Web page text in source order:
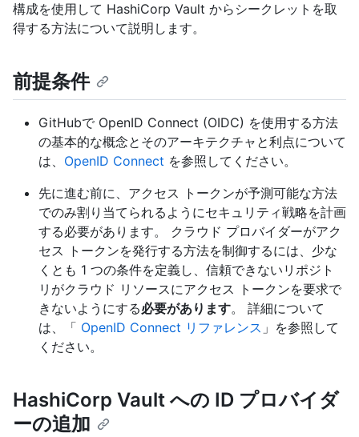
構成を使用して HashiCorp Vault からシークレットを取
得する方法について説明します。
前提条件
GitHubで OpenID Connect (OIDC) を使用する方法
の基本的な概念とそのアーキテクチャと利点について
は、 OpenID Connect を参照してください。
先に進む前に、アクセス トークンが予測可能な方法
でのみ割り当てられるようにセキュリティ戦略を計画
する必要があります。 クラウド プロバイダーがアク
セス トークンを発行する方法を制御するには、少な
くとも 1 つの条件を定義し、信頼できないリポジト
リがクラウド リソースにアクセス トークンを要求で
きないようにする必要があります。 詳細について
は、「 OpenID Connect リファレンス 」を参照して
ください。
HashiCorp Vault への ID プロバイダ
ーの追加